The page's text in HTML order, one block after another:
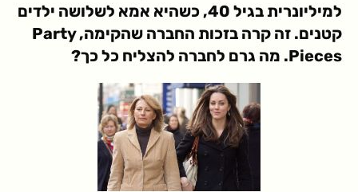
למיליונרית בגיל 40, כשהיא אמא לשלושה ילדים
קטנים. זה קרה בזכות החברה שהקימה, Party
Pieces. מה גרם לחברה להצליח כל כך?